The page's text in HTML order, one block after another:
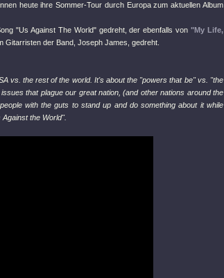
heute ihre Sommer-Tour durch Europa zum aktuellen Album
"Us Against The World"gedreht, der ebenfalls von"My Life,
Gitarristen der Band, Joseph James, gedreht.
vs. the rest of the world. It's about the "powers that be" vs. "the
that plague our great nation, (and other nations around the
with the guts to stand up and do something about it while
the World".